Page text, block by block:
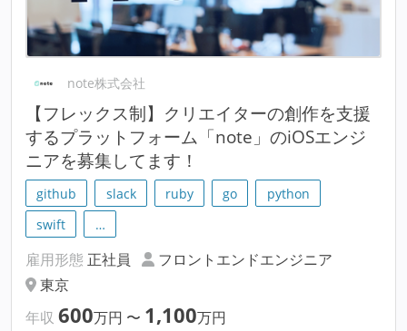
note株式会社
【フレックス制】クリエイターの創作を支援
するプラットフォーム「note」のiOSエンジ
ニアを募集してます！
github slack ruby go
python
swift
…
雇用形態 正社員
フロントエンドエンジニア
東京
年収 600万円 〜 1,100万円